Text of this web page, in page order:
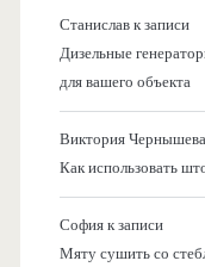
Станиславк записи
Дизельные
для вашего объекта
Виктория Чернышева
Как использовать
Софияк записи
Мяту сушить со